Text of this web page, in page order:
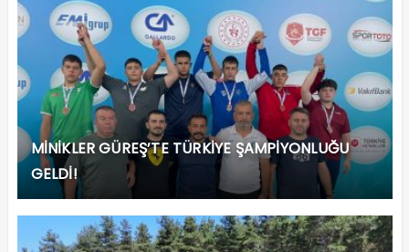
MİNİKLER GÜREŞ’TE TÜRKİYE ŞAMPİYONLUĞU
GELDİ!